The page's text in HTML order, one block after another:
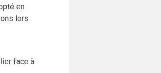
en
lors
face à